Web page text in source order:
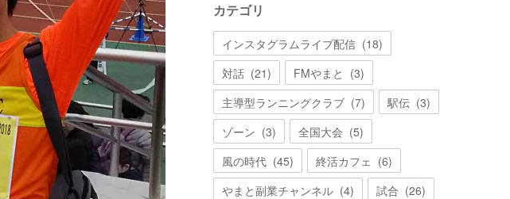
カテゴリ
インスタグラムライブ配信 (18)
対話 (21) FMやまと (3)
主導型ランニングクラブ (7) 駅伝 (3)
ゾーン (3) 全国大会 (5)
風の時代 (45) 終活カフェ (6)
やまと副業チャンネル (4) 試合 (26)